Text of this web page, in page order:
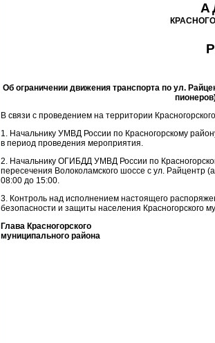
Об ограничении движения транспорта по ул.
В связи с проведением на территории
1. Начальнику УМВД России по Красногорскому
в период проведения мероприятия.
2. Начальнику ОГИБДД УМВД России по
пересечения Волоколамского шоссе с ул. Райцентр
08:00 до 15:00.
3. Контроль над исполнением настоящего
безопасности и защиты населения Красногорского
Глава Красногорского
муниципального района